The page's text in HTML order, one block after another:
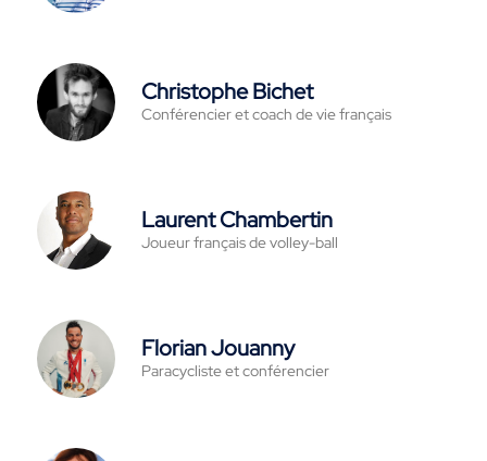
Christophe Bichet
Conférencier et coach de vie français
Laurent Chambertin
Joueur français de volley-ball
Florian Jouanny
Paracycliste et conférencier